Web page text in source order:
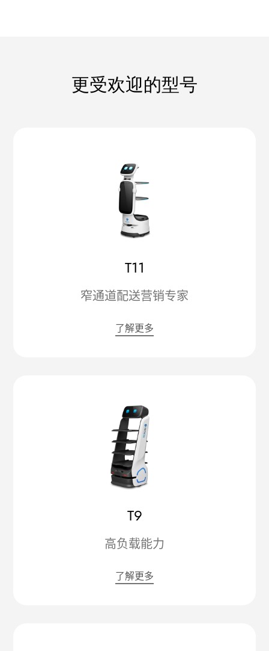
更受欢迎的型号
T11
窄通道配送营销专家
了解更多
T9
高负载能力
了解更多